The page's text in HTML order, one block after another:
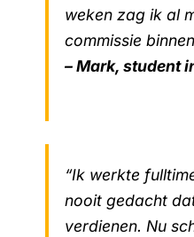
weken zag ik al
commissie
– Mark, student
“Ik werkte
nooit gedacht
verdienen. Nu